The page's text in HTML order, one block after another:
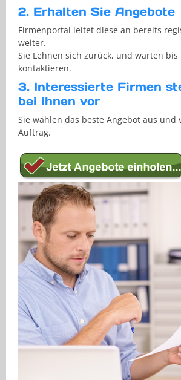
2. Erhalten Sie Angebote
Firmenportal leitet diese an bereits
weiter.
Sie Lehnen sich zurück, und warten bis
kontaktieren.
3. Interessierte Firmen
bei ihnen vor
Sie wählen das beste Angebot aus und
Auftrag.